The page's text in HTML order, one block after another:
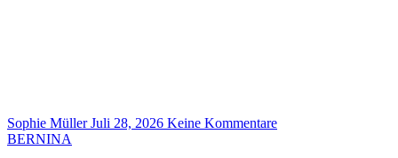
Sophie MüllerJuli 28, 2026 Keine Kommentare
BERNINA